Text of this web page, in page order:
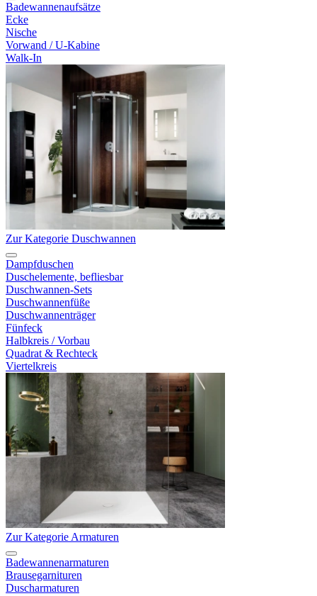
Badewannenaufsätze
Ecke
Nische
Vorwand / U-Kabine
Walk-In
Zur Kategorie Duschwannen
Dampfduschen
Duschelemente, befliesbar
Duschwannen-Sets
Duschwannenfüße
Duschwannenträger
Fünfeck
Halbkreis / Vorbau
Quadrat & Rechteck
Viertelkreis
Zur Kategorie Armaturen
Badewannenarmaturen
Brausegarnituren
Duscharmaturen